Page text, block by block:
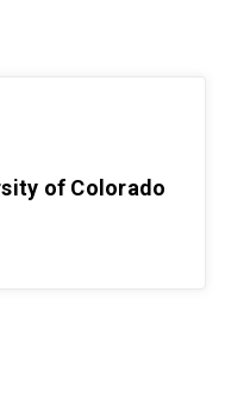
of Colorado